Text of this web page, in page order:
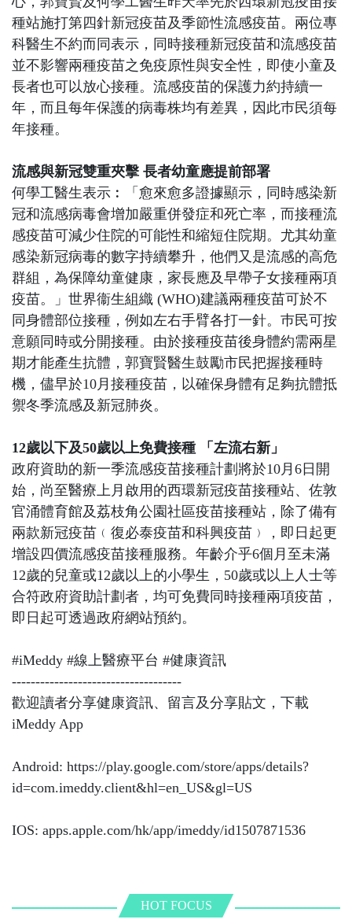
種站施打第四針新冠疫苗及季節性流感疫苗。兩位專
科醫生不約而同表示，同時接種新冠疫苗和流感疫苗
並不影響兩種疫苗之免疫原性與安全性，即使小童及
長者也可以放心接種。流感疫苗的保護力約持續一
年，而且每年保護的病毒株均有差異，因此巿民須每
年接種。
流感與新冠雙重夾擊 長者幼童應提前部署
何學工醫生表示︰「愈來愈多證據顯示，同時感染新
冠和流感病毒會增加嚴重併發症和死亡率，而接種流
感疫苗可減少住院的可能性和縮短住院期。尤其幼童
感染新冠病毒的數字持續攀升，他們又是流感的高危
群組，為保障幼童健康，家長應及早帶子女接種兩項
疫苗。」世界衞生組織 (WHO)建議兩種疫苗可於不
同身體部位接種，例如左右手臂各打一針。巿民可按
意願同時或分開接種。由於接種疫苗後身體約需兩星
期才能產生抗體，郭寶賢醫生鼓勵市民把握接種時
機，儘早於10月接種疫苗，以確保身體有足夠抗體抵
禦冬季流感及新冠肺炎。
12歲以下及50歲以上免費接種 「左流右新」
政府資助的新一季流感疫苗接種計劃將於10月6日開
始，尚至醫療上月啟用的西環新冠疫苗接種站、佐敦
官涌體育館及荔枝角公園社區疫苗接種站，除了備有
兩款新冠疫苗﹙復必泰疫苗和科興疫苗﹚，即日起更
增設四價流感疫苗接種服務。年齡介乎6個月至未滿
12歲的兒童或12歲以上的小學生，50歲或以上人士等
合符政府資助計劃者，均可免費同時接種兩項疫苗，
即日起可透過政府網站預約。
#iMeddy #線上醫療平台 #健康資訊
------------------------------------
歡迎讀者分享健康資訊、留言及分享貼文，下載
iMeddy App
Android: https://play.google.com/store/apps/details?
id=com.imeddy.client&hl=en_US&gl=US
IOS: apps.apple.com/hk/app/imeddy/id1507871536
HOT FOCUS